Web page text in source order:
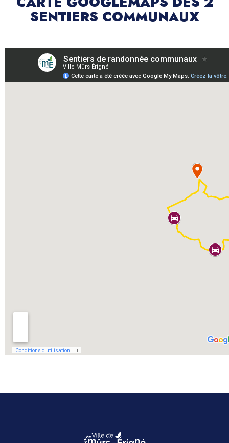
SENTIERS COMMUNAUX